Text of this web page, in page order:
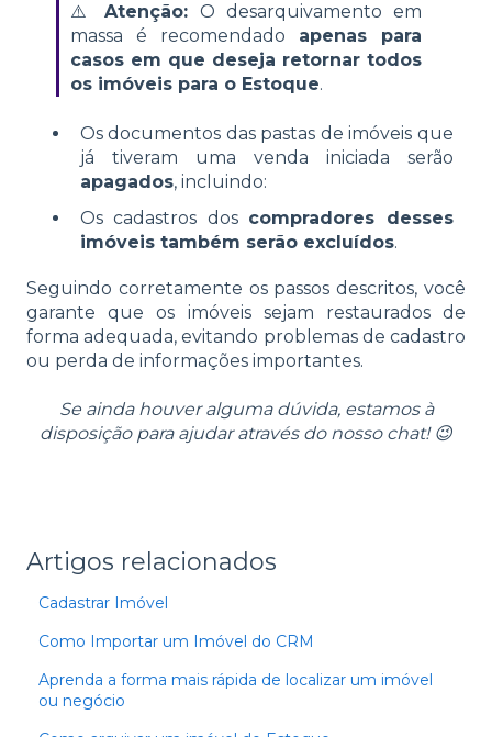
⚠️Atenção: O desarquivamento em
massa é recomendado apenas para
casos em que deseja retornar todos
os imóveis para o Estoque.
Os documentos das pastas de imóveis que
já tiveram uma venda iniciada serão
apagados, incluindo:
Os cadastros dos compradores desses
imóveis também serão excluídos.
Seguindo corretamente os passos descritos, você
garante que os imóveis sejam restaurados de
forma adequada, evitando problemas de cadastro
ou perda de informações importantes.
Se ainda houver alguma dúvida, estamos à
disposição para ajudar através do nosso chat! 😉
Artigos relacionados
Cadastrar Imóvel
Como Importar um Imóvel do CRM
Aprenda a forma mais rápida de localizar um imóvel
ou negócio